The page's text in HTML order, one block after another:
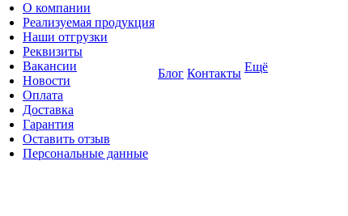
О компании
Реализуемая продукция
Наши отгрузки
Реквизиты
Вакансии
Новости
Оплата
Доставка
Гарантия
Оставить отзыв
Персональные данные
Блог Контакты Ещё